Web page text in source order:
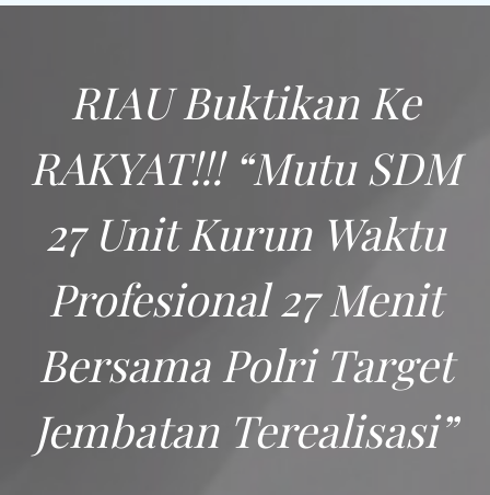
RIAU Buktikan Ke
RAKYAT!!! “Mutu SDM
27 Unit Kurun Waktu
Profesional 27 Menit
Bersama Polri Target
Jembatan Terealisasi”